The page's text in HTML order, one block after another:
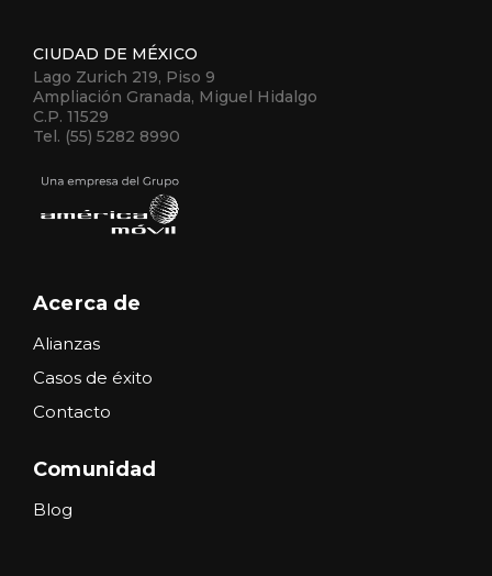
CIUDAD DE MÉXICO
Lago Zurich 219, Piso 9
Ampliación Granada, Miguel Hidalgo
C.P. 11529
Tel. (55) 5282 8990
Acerca de
Alianzas
Casos de éxito
Contacto
Comunidad
Blog